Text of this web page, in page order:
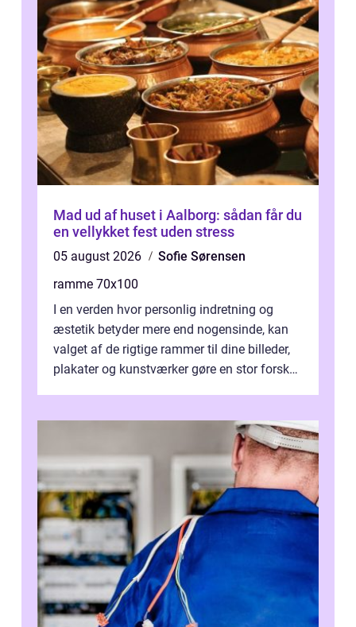
Mad ud af huset i Aalborg: sådan får du
en vellykket fest uden stress
05 august 2026
Sofie Sørensen
ramme 70x100
I en verden hvor personlig indretning og
æstetik betyder mere end nogensinde, kan
valget af de rigtige rammer til dine billeder,
plakater og kunstværker gøre en stor forskel.